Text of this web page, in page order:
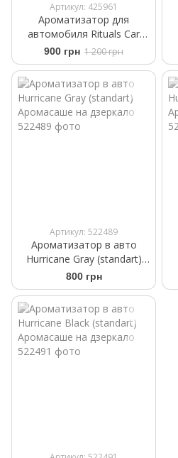
Артикул: 425961
Ароматизатор для
автомобиля Rituals Car
Perfume Ritual of Karma
900 грн 1 200 грн
Артикул: 522489
Ароматизатор в авто
Hurricane Gray (standart)
Аромасаше на дзеркало
800 грн